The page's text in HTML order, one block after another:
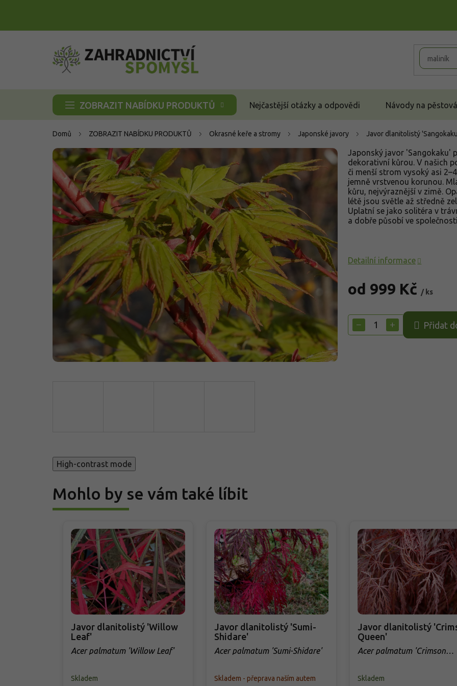
ZOBRAZIT NABÍDKU PRODUKTŮ Nejčastější otázky a odpovědi Návody na
Domů ZOBRAZIT NABÍDKU PRODUKTŮ Okrasné keře a stromy Japonské javory Javor dlanitolistý
od 999 Kč / ks
cena:
+
− Přidat
Japonský javor 'Sangokaku'
dekorativní kůrou. V našich
či menší strom vysoký asi
jemně vrstvenou korunou.
kůru, nejvýraznější v zimě.
létě jsou světle až středně
Uplatní se jako solitéra v
a dobře působí ve
Detailní informace
High-contrast mode
Mohlo by se vám také líbit
Javor dlanitolistý 'Willow
Leaf'
Acer palmatum 'Willow Leaf'
Skladem
Javor dlanitolistý 'Sumi-
Shidare'
Acer palmatum 'Sumi-Shidare'
Skladem - přeprava naším autem
Javor dlanitolistý
Queen'
Acer palmatum 'Crimson
Skladem